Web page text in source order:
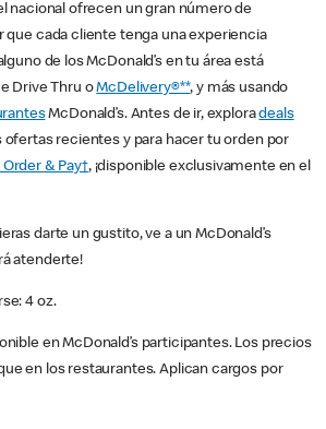
nacional ofrecen un gran número de
que cada cliente tenga una experiencia
de los McDonald’s en tu área está
Drive Thru oMcDelivery®**, y más usando
McDonald’s. Antes de ir, exploradeals
recientes y para hacer tu orden por
& Pay†, ¡disponible exclusivamente en el
darte un gustito, ve a un McDonald’s
atenderte!
4 oz.
en McDonald’s participantes. Los precios
en los restaurantes. Aplican cargos por